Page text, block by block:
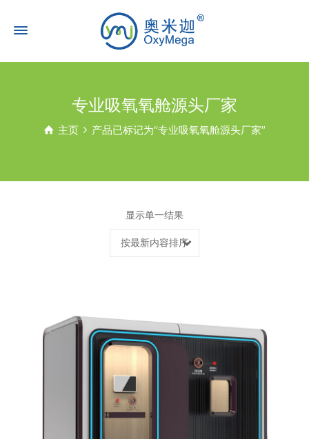
专业吸氧氧舱源头厂家
主页 产品已标记为“专业吸氧氧舱源头厂家”
显示单一结果
按最新内容排序